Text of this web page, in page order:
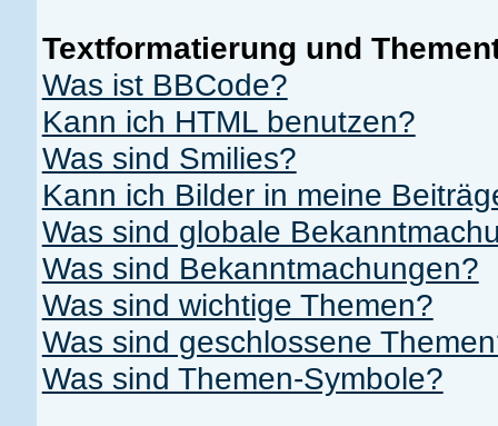
Textformatierung und
Was ist BBCode?
Kann ich HTML benutzen?
Was sind Smilies?
Kann ich Bilder in meine
Was sind globale
Was sind Bekanntmachungen?
Was sind wichtige Themen?
Was sind geschlossene
Was sind Themen-Symbole?